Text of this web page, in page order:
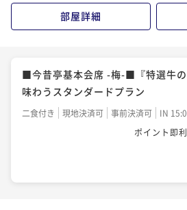
部屋詳細
■今昔亭基本会席 -梅-■『特選牛の
味わうスタンダードプラン
二食付き 現地決済可 事前決済可
IN
ポイント即